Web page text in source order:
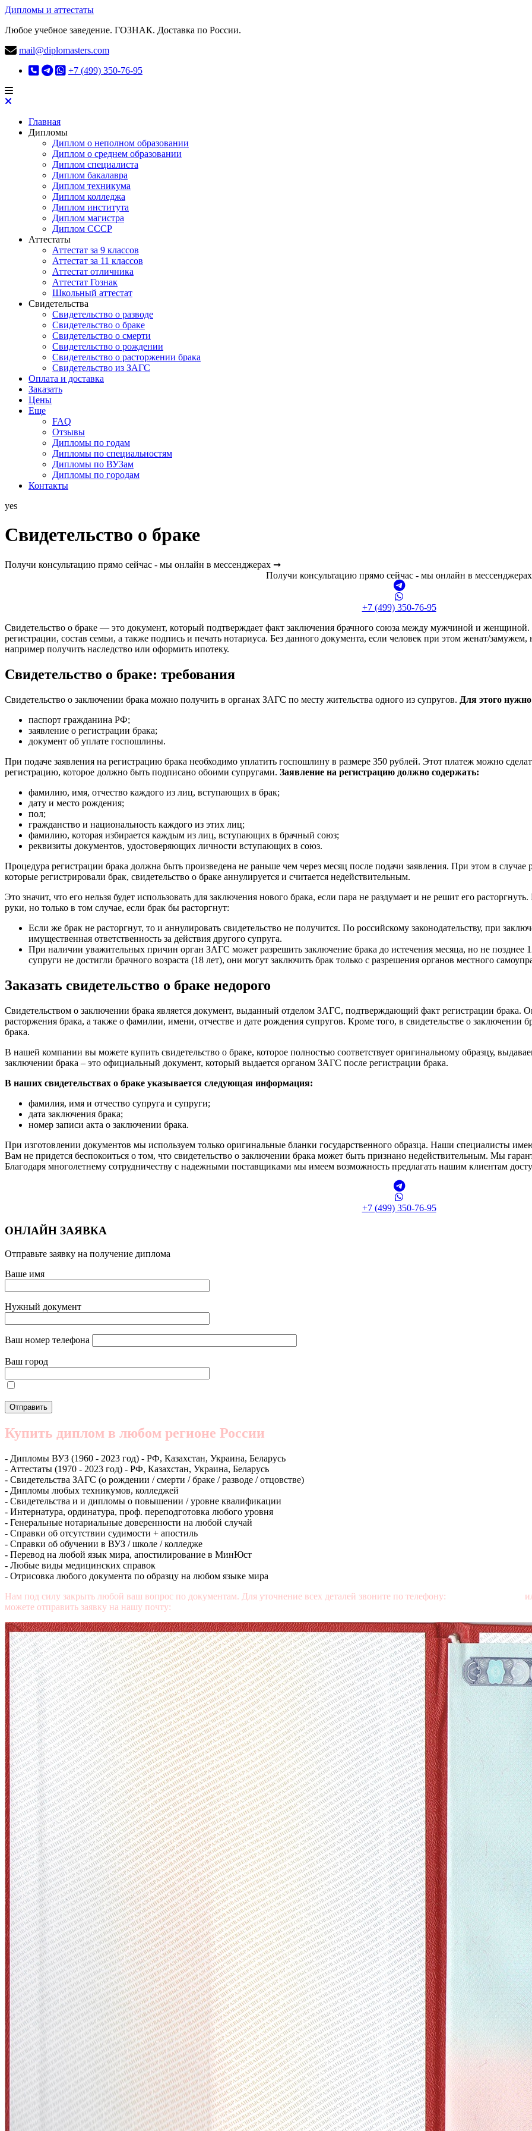
Дипломы и аттестаты
Любое учебное заведение. ГОЗНАК. Доставка по России.
mail@diplomasters.com
+7 (499) 350-76-95
Главная
Дипломы
Диплом о неполном образовании
Диплом о среднем образовании
Диплом специалиста
Диплом бакалавра
Диплом техникума
Диплом колледжа
Диплом института
Диплом магистра
Диплом СССР
Аттестаты
Аттестат за 9 классов
Аттестат за 11 классов
Аттестат отличника
Аттестат Гознак
Школьный аттестат
Свидетельства
Свидетельство о разводе
Свидетельство о браке
Свидетельство о смерти
Свидетельство о рождении
Свидетельство о расторжении брака
Свидетельство из ЗАГС
Оплата и доставка
Заказать
Цены
Еще
FAQ
Отзывы
Дипломы по годам
Дипломы по специальностям
Дипломы по ВУЗам
Дипломы по городам
Контакты
yes
Свидетельство о браке
Получи консультацию прямо сейчас - мы онлайн в мессенджерах ➞
Получи консультацию прямо сейчас - мы онлайн в мессенджерах
+7 (499) 350-76-95
Свидетельство о браке — это документ, который подтверждает факт заключения брачного союза между мужчиной и
регистрации, состав семьи, а также подпись и печать нотариуса. Без данного документа, если человек при этом женат/
например получить наследство или оформить ипотеку.
Свидетельство о браке: требования
Свидетельство о заключении брака можно получить в органах ЗАГС по месту жительства одного из супругов. Для этого
паспорт гражданина РФ;
заявление о регистрации брака;
документ об уплате госпошлины.
При подаче заявления на регистрацию брака необходимо уплатить госпошлину в размере 350 рублей. Этот платеж можно
регистрацию, которое должно быть подписано обоими супругами. Заявление на регистрацию должно содержать:
фамилию, имя, отчество каждого из лиц, вступающих в брак;
дату и место рождения;
пол;
гражданство и национальность каждого из этих лиц;
фамилию, которая избирается каждым из лиц, вступающих в брачный союз;
реквизиты документов, удостоверяющих личности вступающих в союз.
Процедура регистрации брака должна быть произведена не раньше чем через месяц после подачи заявления. При этом в
которые регистрировали брак, свидетельство о браке аннулируется и считается недействительным.
Это значит, что его нельзя будет использовать для заключения нового брака, если пара не раздумает и не решит его
руки, но только в том случае, если брак бы расторгнут:
Если же брак не расторгнут, то и аннулировать свидетельство не получится. По российскому законодательству, при
имущественная ответственность за действия другого супруга.
При наличии уважительных причин орган ЗАГС может разрешить заключение брака до истечения месяца, но не позднее
супруги не достигли брачного возраста (18 лет), они могут заключить брак только с разрешения органов местного
Заказать свидетельство о браке недорого
Свидетельством о заключении брака является документ, выданный отделом ЗАГС, подтверждающий факт регистрации брака.
расторжения брака, а также о фамилии, имени, отчестве и дате рождения супругов. Кроме того, в свидетельстве о заключении
брака.
В нашей компании вы можете купить свидетельство о браке, которое полностью соответствует оригинальному образцу,
заключении брака – это официальный документ, который выдается органом ЗАГС после регистрации брака.
В наших свидетельствах о браке указывается следующая информация:
фамилия, имя и отчество супруга и супруги;
дата заключения брака;
номер записи акта о заключении брака.
При изготовлении документов мы используем только оригинальные бланки государственного образца. Наши специалисты
Вам не придется беспокоиться о том, что свидетельство о заключении брака может быть признано недействительным. Мы
Благодаря многолетнему сотрудничеству с надежными поставщиками мы имеем возможность предлагать нашим клиентам
+7 (499) 350-76-95
ОНЛАЙН ЗАЯВКА
Отправьте заявку на получение диплома
Ваше имя
Нужный документ
Ваш номер телефона
Ваш город
Купить диплом в любом регионе России
- Дипломы ВУЗ (1960 - 2023 год) - РФ, Казахстан, Украина, Беларусь
- Аттестаты (1970 - 2023 год) - РФ, Казахстан, Украина, Беларусь
- Свидетельства ЗАГС (о рождении / смерти / браке / разводе / отцовстве)
- Дипломы любых техникумов, колледжей
- Свидетельства и и дипломы о повышении / уровне квалификации
- Интернатура, ординатура, проф. переподготовка любого уровня
- Генеральные нотариальные доверенности на любой случай
- Справки об отсутствии судимости + апостиль
- Справки об обучении в ВУЗ / школе / колледже
- Перевод на любой язык мира, апостилирование в МинЮст
- Любые виды медицинских справок
- Отрисовка любого документа по образцу на любом языке мира
Нам под силу закрыть любой ваш вопрос по документам. Для уточнение всех деталей звоните по телефону:
можете отправить заявку на нашу почту: